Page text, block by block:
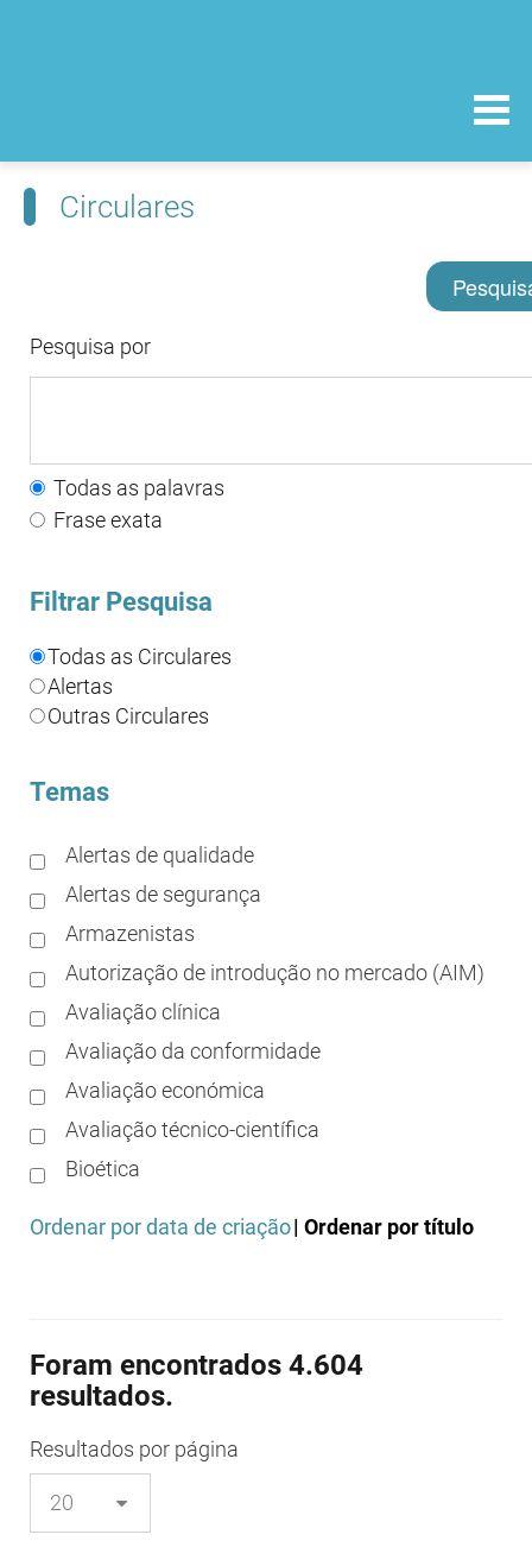
Circulares
Pesquisa por
Todas as palavras
Frase exata
Filtrar Pesquisa
Todas as Circulares
Alertas
Outras Circulares
Temas
Alertas de qualidade
Alertas de segurança
Armazenistas
Autorização de introdução no mercado (AIM)
Avaliação clínica
Avaliação da conformidade
Avaliação económica
Avaliação técnico-científica
Bioética
Boas práticas de distribuição
Boas práticas de investigação
Boas práticas de laboratório
Boas práticas regulamentares
Certificação
Ordenar por data de criação| Ordenar por título
Foram encontrados 4.604
resultados.
Resultados por página